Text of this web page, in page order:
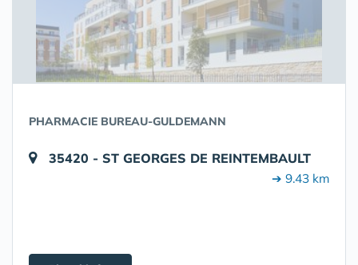
PHARMACIE BUREAU-GULDEMANN
35420 - ST GEORGES DE REINTEMBAULT
➔ 9.43 km